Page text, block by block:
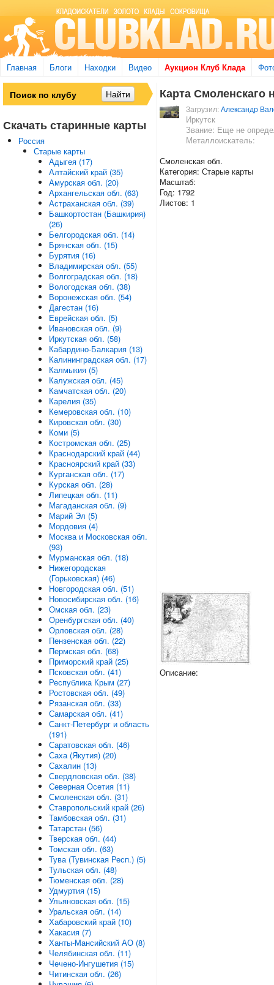
Главная Блоги Находки Видео Аукцион Клуб Клада
Карта Смоленскаго
Загрузил:Александр
Иркутск
Звание: Еще не
Металлоискатель:
Смоленская обл.
Категория: Старые карты
Масштаб:
Год: 1792
Листов: 1
Описание:
Скачать старинные карты
Россия
Старые карты
Адыгея (17)
Алтайский край (35)
Амурская обл. (20)
Архангельская обл. (63)
Астраханская обл. (39)
Башкортостан (Башкирия)
(26)
Белгородская обл. (14)
Брянская обл. (15)
Бурятия (16)
Владимирская обл. (55)
Волгоградская обл. (18)
Вологодская обл. (38)
Воронежская обл. (54)
Дагестан (16)
Еврейская обл. (5)
Ивановская обл. (9)
Иркутская обл. (58)
Кабардино-Балкария (13)
Калининградская обл. (17)
Калмыкия (5)
Калужская обл. (45)
Камчатская обл. (20)
Карелия (35)
Кемеровская обл. (10)
Кировская обл. (30)
Коми (5)
Костромская обл. (25)
Краснодарский край (44)
Красноярский край (33)
Курганская обл. (17)
Курская обл. (28)
Липецкая обл. (11)
Магаданская обл. (9)
Марий Эл (5)
Мордовия (4)
Москва и Московская обл.
(93)
Мурманская обл. (18)
Нижегородская
(Горьковская) (46)
Новгородская обл. (51)
Новосибирская обл. (16)
Омская обл. (23)
Оренбургская обл. (40)
Орловская обл. (28)
Пензенская обл. (22)
Пермская обл. (68)
Приморский край (25)
Псковская обл. (41)
Республика Крым (27)
Ростовская обл. (49)
Рязанская обл. (33)
Самарская обл. (41)
Санкт-Петербург и область
(191)
Саратовская обл. (46)
Саха (Якутия) (20)
Сахалин (13)
Свердловская обл. (38)
Северная Осетия (11)
Смоленская обл. (31)
Ставропольский край (26)
Тамбовская обл. (31)
Татарстан (56)
Тверская обл. (44)
Томская обл. (63)
Тува (Тувинская Респ.) (5)
Тульская обл. (48)
Тюменская обл. (28)
Удмуртия (15)
Ульяновская обл. (15)
Уральская обл. (14)
Хабаровский край (10)
Хакасия (7)
Ханты-Мансийский АО (8)
Челябинская обл. (11)
Чечено-Ингушетия (15)
Читинская обл. (26)